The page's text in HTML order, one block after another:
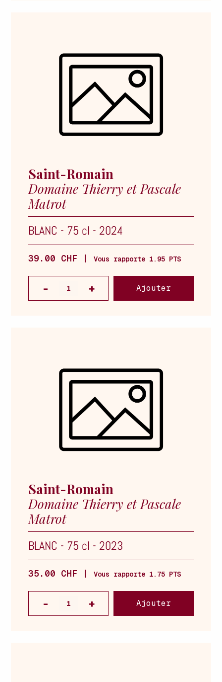
Saint-Romain
Domaine Thierry et Pascale
Matrot
BLANC - 75 cl - 2024
39.00 CHF | Vous rapporte 1.95 PTS
Ajouter
Saint-Romain
Domaine Thierry et Pascale
Matrot
BLANC - 75 cl - 2023
35.00 CHF | Vous rapporte 1.75 PTS
Ajouter